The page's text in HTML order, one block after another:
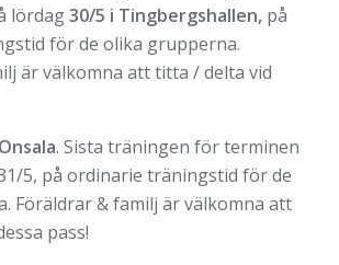
lördag30/5 i Tingbergshallen, på
för de olika grupperna.
är välkomna att titta / delta vid
. Sista träningen för terminen
5, på ordinarie träningstid för de
Föräldrar & familj är välkomna att
pass!